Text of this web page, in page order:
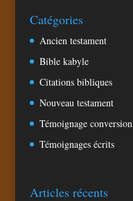
Catégories
Ancien testament
Bible kabyle
Citations bibliques
Nouveau testament
Témoignage conversion
Témoignages écrits
Articles récents